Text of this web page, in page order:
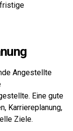
Angestellte
Eine gute
Karriereplanung,
Ziele.